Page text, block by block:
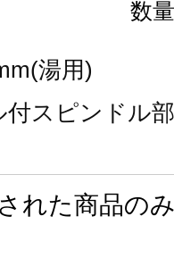
数量
湯用)
付スピンドル部
れた商品の